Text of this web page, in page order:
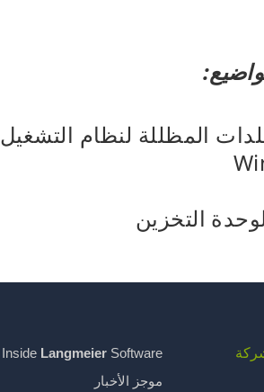
المظللة لنظام التشغيل
التخزين
Inside Langmeier Software
موجز الأخبار